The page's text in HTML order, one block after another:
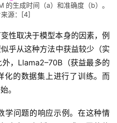
的生成时间（a）和准确度（b）。
来源：[4]
性取决于模型本身的因素，例
乎从这种方法中获益较少（实
，Llama2–70B（获益最多的
化的数据集上进行了训练。而
。
学问题的响应示例。在这种情